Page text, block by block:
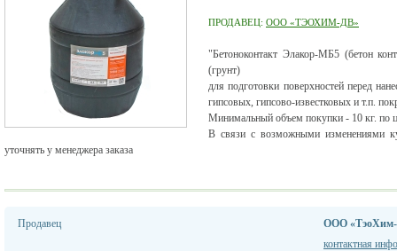
ПРОДАВЕЦ: ООО «ТЭОХИМ-ДВ»
"Бетоноконтакт Элакор-МБ5 (бетон
(грунт)
для подготовки поверхностей перед
гипсовых, гипсово-известковых и т.п.
Минимальный объем покупки - 10 кг. по
В связи с возможными изменениями
уточнять у менеджера заказа
Продавец
ООО
контактная